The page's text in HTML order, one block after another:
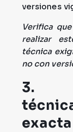
versiones
Verifica
realizar
técnica
no con
3.
exacta